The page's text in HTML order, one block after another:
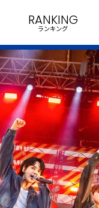
RANKING
ランキング